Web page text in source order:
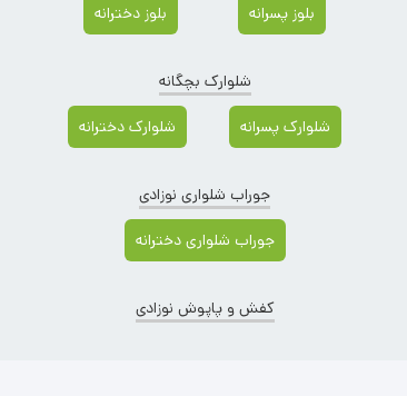
بلوز پسرانه بلوز دخترانه
شلوارک بچگانه
شلوارک پسرانه شلوارک دخترانه
جوراب شلواری نوزادی
جوراب شلواری دخترانه
کفش و پاپوش نوزادی